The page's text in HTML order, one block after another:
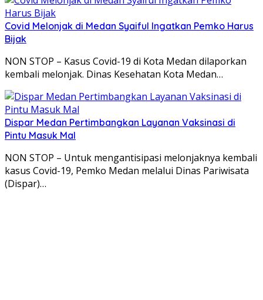
Covid Melonjak di Medan Syaiful Ingatkan Pemko Harus
Bijak
NON STOP – Kasus Covid-19 di Kota Medan dilaporkan
kembali melonjak. Dinas Kesehatan Kota Medan…
Dispar Medan Pertimbangkan Layanan Vaksinasi di
Pintu Masuk Mal
NON STOP – Untuk mengantisipasi melonjaknya kembali
kasus Covid-19, Pemko Medan melalui Dinas Pariwisata
(Dispar)…